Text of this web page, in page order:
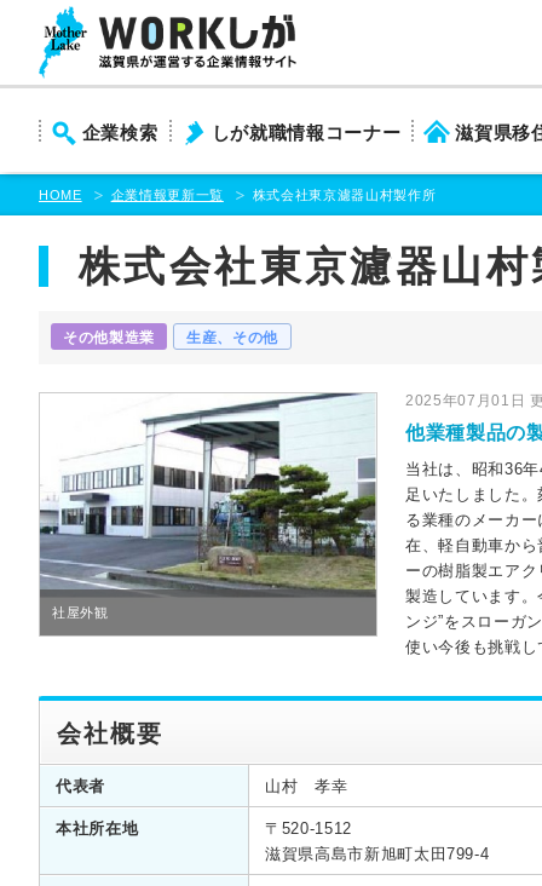
文
ま
で
キ
プ
企業検索 しが就職情報コーナー 滋賀県移
HOME 企業情報更新一覧 株式会社東京濾器山村製作所
株式会社東京濾器山
その他製造業 生産、その他
社屋外観
2025年07月01日
他業種製品の
当社は、昭和36
足いたしました
る業種のメーカ
在、軽自動車か
ーの樹脂製エア
製造しています
ンジ”をスローガ
使い今後も挑戦
会社概要
代表者 山村 孝幸
本社所在地
〒520-1512
滋賀県高島市新旭町太田799-4